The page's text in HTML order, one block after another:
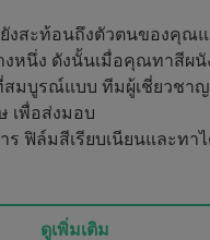
งสะท้อนถึงตัวตนของคุณแ
งหนึ่ง ดังนั้นเมื่อคุณทาสีผ
มบูรณ์แบบ ทีมผู้เชี่ยวชาญ
เพื่อส่งมอบ
ร ฟิล์มสีเรียบเนียนและทา
ดูเพิ่มเติม